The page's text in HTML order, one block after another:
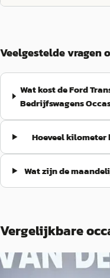
auto/ bus willen gaan kopen! Nogmaals dank. Hier
autobedrijf van leren!!
Veelgestelde vragen
Wat kost de Ford
Bedrijfswagens
Hoeveel kilometer
Wat zijn de
Vergelijkbare
Ford Transit 2023